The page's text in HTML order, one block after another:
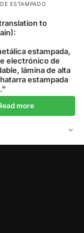
ESTAMPADO
to
estampada,
electrónico de
lámina de alta
estampada
more